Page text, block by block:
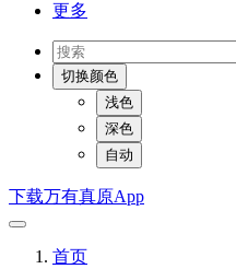
更多
切换颜色
浅色
深色
自动
下载万有真原App
首页